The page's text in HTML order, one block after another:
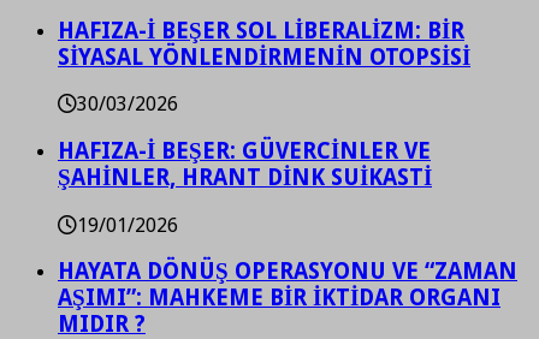
HAFIZA-İ BEŞER SOL LİBERALİZM: BİR
SİYASAL YÖNLENDİRMENİN OTOPSİSİ
30/03/2026
HAFIZA-İ BEŞER: GÜVERCİNLER VE
ŞAHİNLER, HRANT DİNK SUİKASTİ
19/01/2026
HAYATA DÖNÜŞ OPERASYONU VE “ZAMAN
AŞIMI”: MAHKEME BİR İKTİDAR ORGANI
MIDIR ?